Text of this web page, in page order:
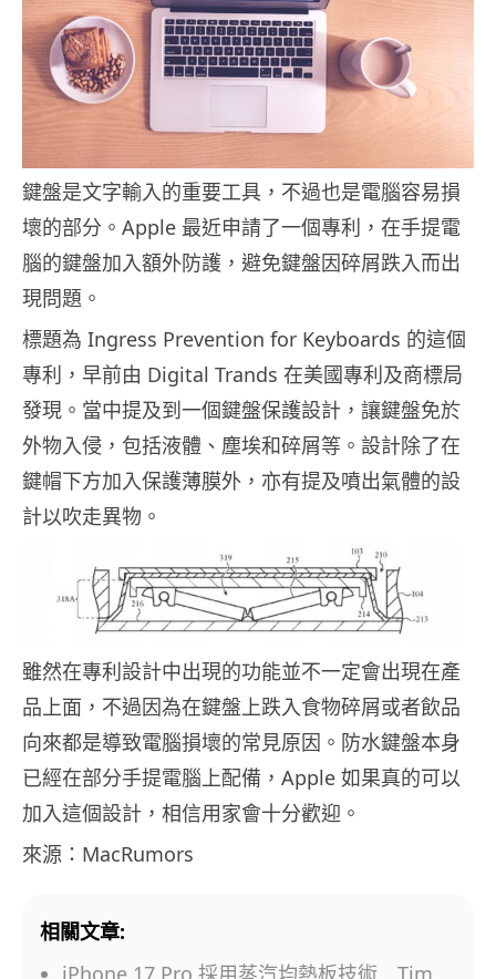
鍵盤是文字輸入的重要工具，不過也是電腦容易損
壞的部分。Apple 最近申請了一個專利，在手提電
腦的鍵盤加入額外防護，避免鍵盤因碎屑跌入而出
現問題。
標題為 Ingress Prevention for Keyboards 的這個
專利，早前由 Digital Trands 在美國專利及商標局
發現。當中提及到一個鍵盤保護設計，讓鍵盤免於
外物入侵，包括液體、塵埃和碎屑等。設計除了在
鍵帽下方加入保護薄膜外，亦有提及噴出氣體的設
計以吹走異物。
雖然在專利設計中出現的功能並不一定會出現在產
品上面，不過因為在鍵盤上跌入食物碎屑或者飲品
向來都是導致電腦損壞的常見原因。防水鍵盤本身
已經在部分手提電腦上配備，Apple 如果真的可以
加入這個設計，相信用家會十分歡迎。
來源：MacRumors
相關文章: